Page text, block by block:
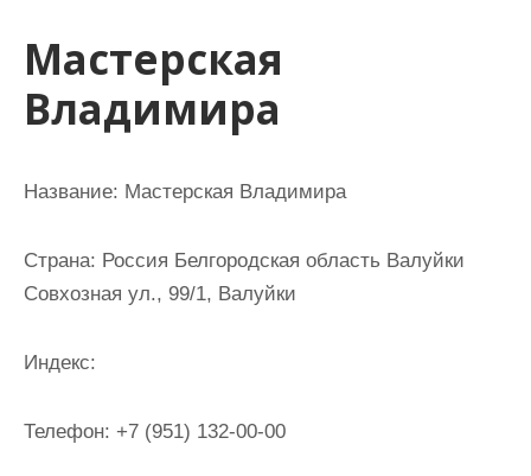
Мастерская
Владимира
Название: Мастерская Владимира
Страна: Россия Белгородская область Валуйки
Совхозная ул., 99/1, Валуйки
Индекс:
Телефон: +7 (951) 132-00-00